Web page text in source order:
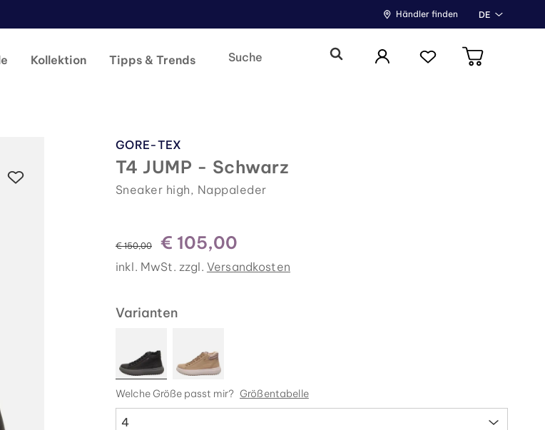
Händler finden DE
Kollektion Tipps & Trends
GORE-TEX
T4 JUMP - Schwarz
Sneaker high, Nappaleder
statt
€ 150,00 € 105,00
inkl. MwSt. zzgl. Versandkosten
Varianten
Welche Größe passt mir? Größentabelle
4